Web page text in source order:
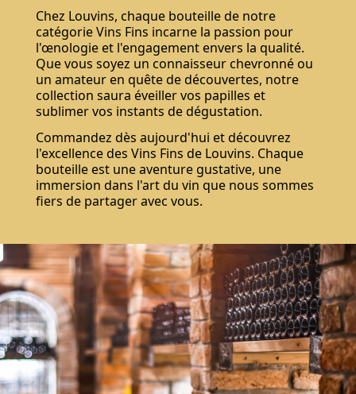
Chez Louvins, chaque bouteille de notre
catégorie Vins Fins incarne la passion pour
l'œnologie et l'engagement envers la qualité.
Que vous soyez un connaisseur chevronné ou
un amateur en quête de découvertes, notre
collection saura éveiller vos papilles et
sublimer vos instants de dégustation.
Commandez dès aujourd'hui et découvrez
l'excellence des Vins Fins de Louvins. Chaque
bouteille est une aventure gustative, une
immersion dans l'art du vin que nous sommes
fiers de partager avec vous.